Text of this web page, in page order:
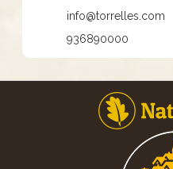
info@torrelles.com
936890000